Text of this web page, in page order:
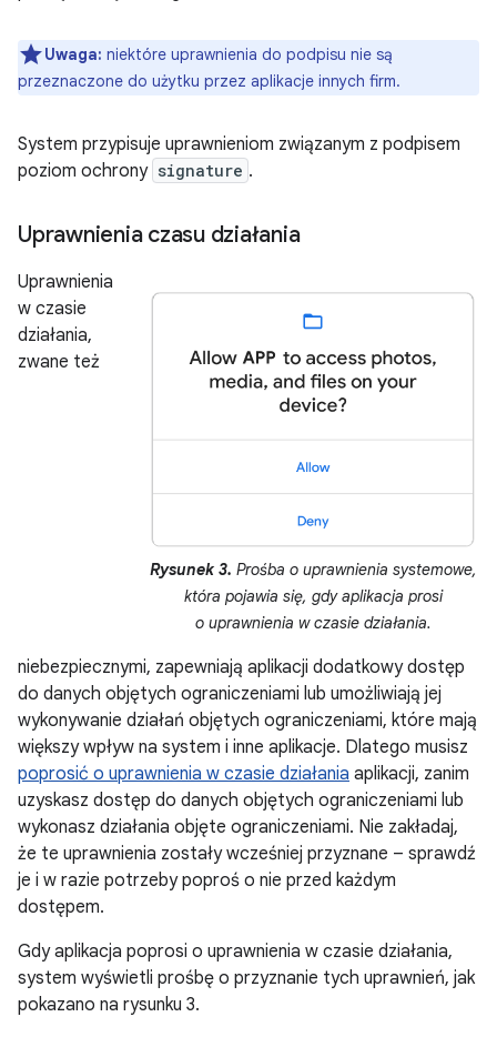
Uwaga: niektóre uprawnienia do podpisu nie są
przeznaczone do użytku przez aplikacje innych firm.
System przypisuje uprawnieniom związanym z podpisem
poziom ochrony signature .
Uprawnienia czasu działania
Rysunek 3. Prośba o uprawnienia systemowe,
która pojawia się, gdy aplikacja prosi
o uprawnienia w czasie działania.
Uprawnienia
w czasie
działania,
zwane też
niebezpiecznymi, zapewniają aplikacji dodatkowy dostęp
do danych objętych ograniczeniami lub umożliwiają jej
wykonywanie działań objętych ograniczeniami, które mają
większy wpływ na system i inne aplikacje. Dlatego musisz
poprosić o uprawnienia w czasie działania aplikacji, zanim
uzyskasz dostęp do danych objętych ograniczeniami lub
wykonasz działania objęte ograniczeniami. Nie zakładaj,
że te uprawnienia zostały wcześniej przyznane – sprawdź
je i w razie potrzeby poproś o nie przed każdym
dostępem.
Gdy aplikacja poprosi o uprawnienia w czasie działania,
system wyświetli prośbę o przyznanie tych uprawnień, jak
pokazano na rysunku 3.